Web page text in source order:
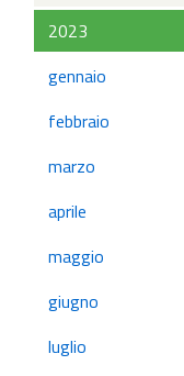
2023
gennaio
febbraio
marzo
aprile
maggio
giugno
luglio